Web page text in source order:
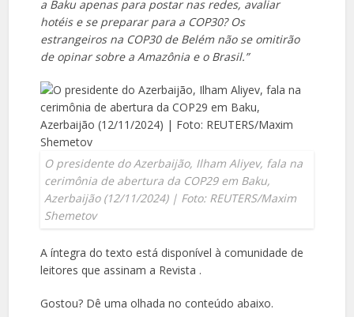
a Baku apenas para postar nas redes, avaliar
hotéis e se preparar para a COP30? Os
estrangeiros na COP30 de Belém não se omitirão
de opinar sobre a Amazônia e o Brasil.”
O presidente do Azerbaijão, Ilham Aliyev, fala na
cerimônia de abertura da COP29 em Baku,
Azerbaijão (12/11/2024) | Foto: REUTERS/Maxim
Shemetov
A íntegra do texto está disponível à comunidade de
leitores que assinam a Revista .
Gostou? Dê uma olhada no conteúdo abaixo.